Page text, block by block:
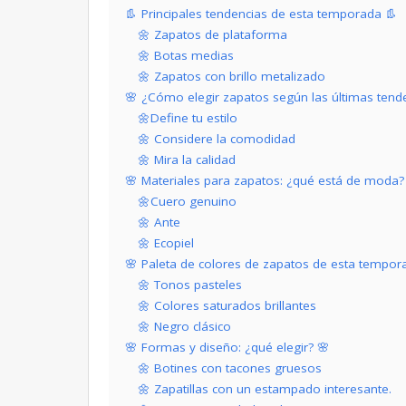
👢 Principales tendencias de esta temporada 👢
🌼 Zapatos de plataforma
🌼 Botas medias
🌼 Zapatos con brillo metalizado
🌸 ¿Cómo elegir zapatos según las últimas
🌼Define tu estilo
🌼 Considere la comodidad
🌼 Mira la calidad
🌸 Materiales para zapatos: ¿qué está de moda?
🌼Cuero genuino
🌼 Ante
🌼 Ecopiel
🌸 Paleta de colores de zapatos de esta
🌼 Tonos pasteles
🌼 Colores saturados brillantes
🌼 Negro clásico
🌸 Formas y diseño: ¿qué elegir? 🌸
🌼 Botines con tacones gruesos
🌼 Zapatillas con un estampado interesante.